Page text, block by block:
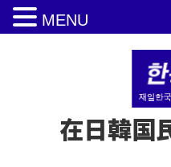
在日韓国
MENU